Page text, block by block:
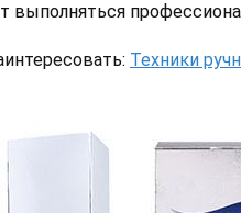
выполняться
Техники